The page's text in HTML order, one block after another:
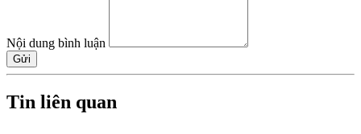
Nội dung bình luận
Gửi
Tin liên quan